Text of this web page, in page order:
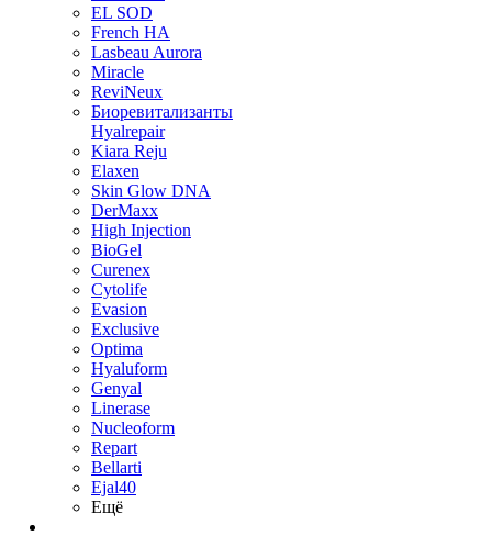
EL SOD
French HA
Lasbeau Aurora
Miracle
ReviNeux
Биоревитализанты
Hyalrepair
Kiara Reju
Elaxen
Skin Glow DNA
DerMaxx
High Injection
BioGel
Curenex
Cytolife
Evasion
Exclusive
Optima
Hyaluform
Genyal
Linerase
Nucleoform
Repart
Bellarti
Ejal40
Ещё